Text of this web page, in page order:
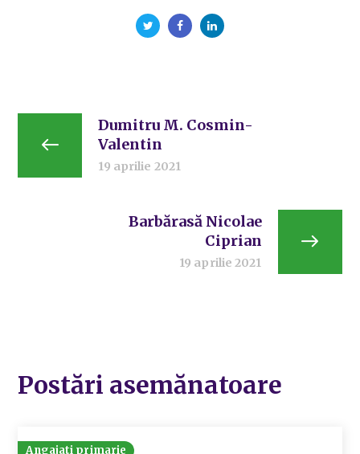
Dumitru M. Cosmin-
Valentin
19 aprilie 2021
Barbărasă Nicolae
Ciprian
19 aprilie 2021
Postări asemănatoare
Angajati primarie